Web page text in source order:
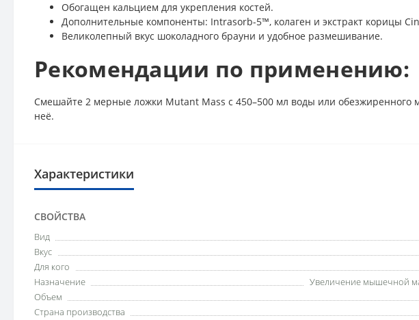
Обогащен кальцием для укрепления костей.
Дополнительные компоненты: Intrasorb-5™, колаген и экстракт корицы
Великолепный вкус шоколадного брауни и удобное размешивание.
Рекомендации по применению:
Смешайте 2 мерные ложки Mutant Mass с 450–500 мл воды или обезжиренного
неё.
Характеристики
СВОЙСТВА
Вид
Вкус
Для кого
Назначение
Увеличение мышечной
Объем
Страна производства